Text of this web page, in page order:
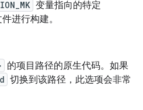
变量指向的特定
进行构建。
的项目路径的原生代码。如果
切换到该路径，此选项会非常